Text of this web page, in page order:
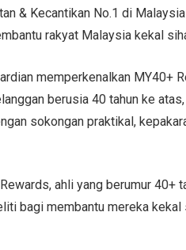
& Kecantikan No.1 di
rakyat Malaysia kekal
memperkenalkan MY40+
berusia 40 tahun ke
sokongan praktikal,
ahli yang berumur 40+
bagi membantu mereka kekal